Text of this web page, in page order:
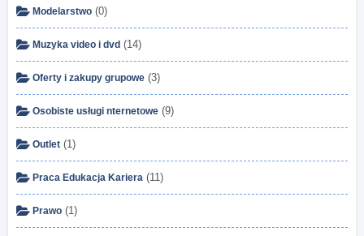
Modelarstwo (0)
Muzyka video i dvd (14)
Oferty i zakupy grupowe (3)
Osobiste usługi nternetowe (9)
Outlet (1)
Praca Edukacja Kariera (11)
Prawo (1)